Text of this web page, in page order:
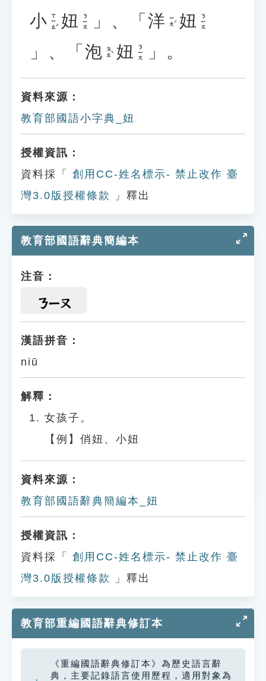
小 ㄒㄧㄠˇ 妞 ㄋㄧㄡ 」、「 洋 ㄧㄤˊ 妞 ㄋㄧㄡ
」、「 泡 ㄆㄠˋ 妞 ㄋㄧㄡ 」。
資料來源：
教育部國語小字典_妞
授權資訊：
資料採「
創用CC-姓名標示- 禁止改作 臺
灣3.0版授權條款
」釋出
教育部國語辭典簡編本
注音：
ㄋㄧㄡ
漢語拼音：
niū
解釋：
女孩子。
【例】俏妞、小妞
資料來源：
教育部國語辭典簡編本_妞
授權資訊：
資料採「
創用CC-姓名標示- 禁止改作 臺
灣3.0版授權條款
」釋出
教育部重編國語辭典修訂本
《重編國語辭典修訂本》為歷史語言辭
典，主要記錄語言使用歷程，適用對象為